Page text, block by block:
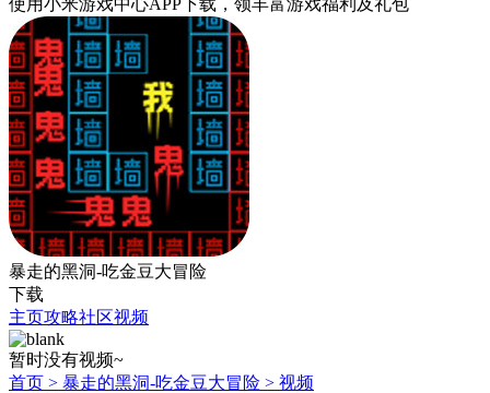
暴走的黑洞-吃金豆大冒险
下载
主页攻略社区视频
暂时没有视频~
首页 > 暴走的黑洞-吃金豆大冒险 > 视频